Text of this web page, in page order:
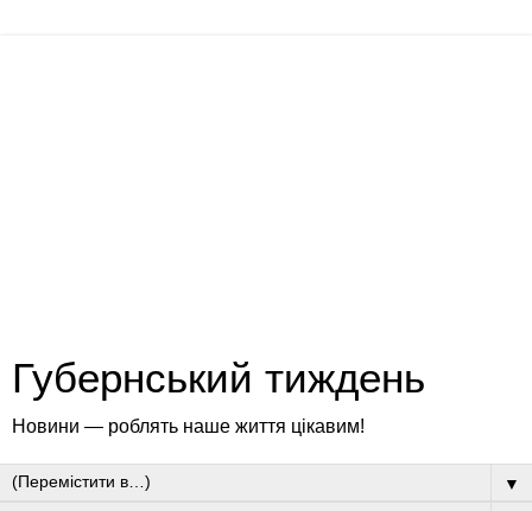
Губернський тиждень
Новини — роблять наше життя цікавим!
▼